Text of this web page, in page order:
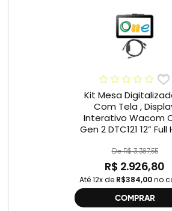
Kit Mesa
Com Tela ,
Interativo Wacom
Gen 2 DTC121 12” Full
geração , DTC121 ,
DTH134W,
De R$ 3.387,55
R$ 2.926,80
Até 12x de R$384,00no
COMPRAR